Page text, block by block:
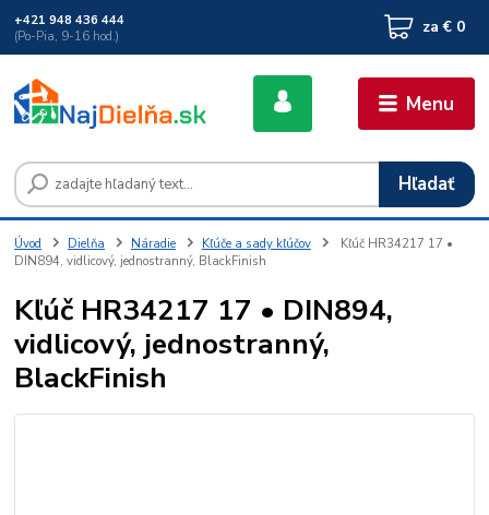
Menu
Hľadať
+421 948 436 444
(Po-Pia, 9-16 hod.)
za € 0
Úvod Dielňa Náradie Kľúče a sady kľúčov
Kľúč HR34217 17 •
DIN894, vidlicový, jednostranný, BlackFinish
Kľúč HR34217 17 • DIN894,
vidlicový, jednostranný,
BlackFinish